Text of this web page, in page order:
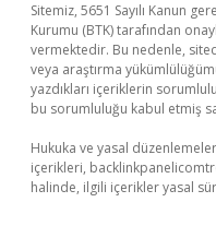
Sitemiz, 5651 Sayılı Kanun
Kurumu (BTK) tarafından
vermektedir. Bu nedenle,
veya araştırma
yazdıkları içeriklerin
bu sorumluluğu kabul etmiş
Hukuka ve yasal
içerikleri,
halinde, ilgili içerikler yasal